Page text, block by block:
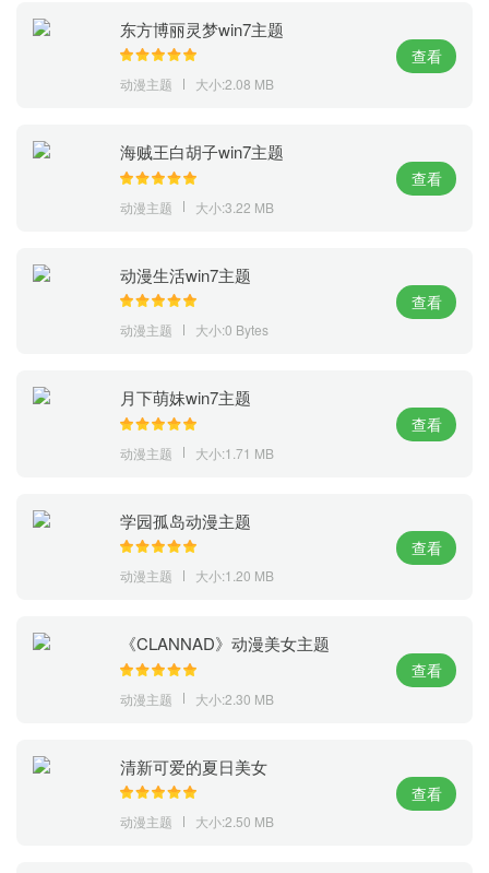
东方博丽灵梦win7主题
动漫主题 大小:2.08 MB
查看
海贼王白胡子win7主题
动漫主题 大小:3.22 MB
查看
动漫生活win7主题
动漫主题 大小:0 Bytes
查看
月下萌妹win7主题
动漫主题 大小:1.71 MB
查看
学园孤岛动漫主题
动漫主题 大小:1.20 MB
查看
《CLANNAD》动漫美女主题
动漫主题 大小:2.30 MB
查看
清新可爱的夏日美女
动漫主题 大小:2.50 MB
查看